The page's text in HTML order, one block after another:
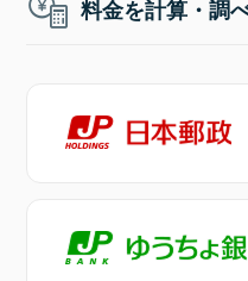
料金を計算・調